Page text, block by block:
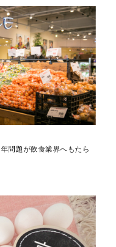
問題が飲食業界へもたら